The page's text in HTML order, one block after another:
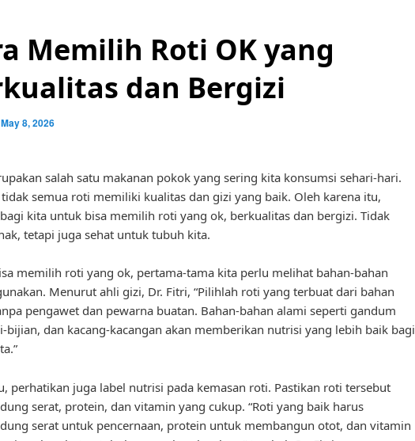
Memilih Roti OK yang
dan Bergizi
May 8, 2026
salah satu makanan pokok yang sering kita konsumsi sehari-hari.
semua roti memiliki kualitas dan gizi yang baik. Oleh karena itu,
kita untuk bisa memilih roti yang ok, berkualitas dan bergizi. Tidak
tetapi juga sehat untuk tubuh kita.
memilih roti yang ok, pertama-tama kita perlu melihat bahan-bahan
Menurut ahli gizi, Dr. Fitri, “Pilihlah roti yang terbuat dari bahan
pengawet dan pewarna buatan. Bahan-bahan alami seperti gandum
bijian, dan kacang-kacangan akan memberikan nutrisi yang lebih baik bagi
perhatikan juga label nutrisi pada kemasan roti. Pastikan roti tersebut
serat, protein, dan vitamin yang cukup. “Roti yang baik harus
serat untuk pencernaan, protein untuk membangun otot, dan vitamin